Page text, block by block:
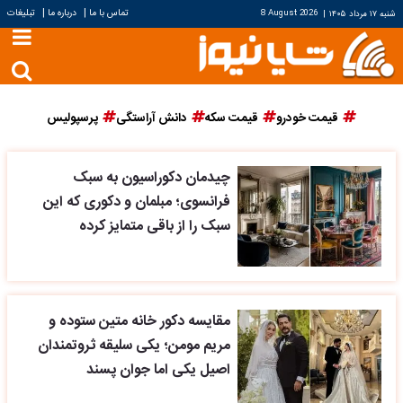
شنبه ۱۷ مرداد ۱۴۰۵ |
8 August 2026 تماس با ما | درباره ما | تبلیغات
قیمت خودرو قیمت سکه دانش آراستگی پرسپولیس
چیدمان دکوراسیون به سبک
فرانسوی؛ مبلمان و دکوری که این
سبک را از باقی متمایز کرده
مقایسه دکور خانه متین ستوده و
مریم مومن؛ یکی سلیقه ثروتمندان
اصیل یکی اما جوان پسند